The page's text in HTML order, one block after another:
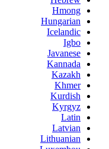
Hmong
Hungarian
Icelandic
Igbo
Javanese
Kannada
Kazakh
Khmer
Kurdish
Kyrgyz
Latin
Latvian
Lithuanian